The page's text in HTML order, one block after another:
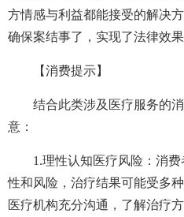
方情感与利益都能接受的解决
确保案结事了，实现了法律效
【消费提示】
结合此类涉及医疗服务的消
意：
1.理性认知医疗风险：消费
性和风险，治疗结果可能受多
医疗机构充分沟通，了解治疗